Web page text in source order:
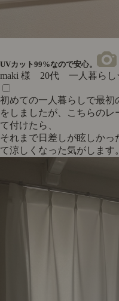
UVカット99%なので安心。
maki 様 20代 一人暮らし
初めての一人暮らしで最
をしましたが、こちらの
て付けたら、
それまで日差しが眩しか
て涼しくなった気がします。